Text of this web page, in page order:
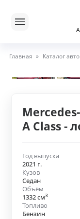
Главная » Каталог авто
A Class -
Год выпуска
2021 г.
Кузов
Седан
Объём
1332 см3
Топливо
Бензин